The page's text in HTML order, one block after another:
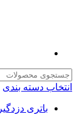
انتخاب دسته بندی
باتری